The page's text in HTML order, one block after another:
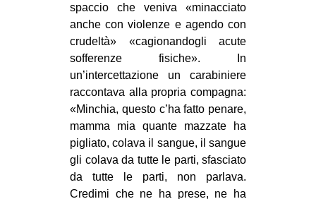
spaccio che veniva «minacciato
anche con violenze e agendo con
crudeltà» «cagionandogli acute
sofferenze fisiche». In
un’intercettazione un carabiniere
raccontava alla propria compagna:
«Minchia, questo c’ha fatto penare,
mamma mia quante mazzate ha
pigliato, colava il sangue, il sangue
gli colava da tutte le parti, sfasciato
da tutte le parti, non parlava.
Credimi che ne ha prese, ne ha